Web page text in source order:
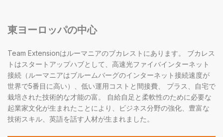
東ヨーロッパの中心
Team Extensionはルーマニアのブカレストにあります。 ブカレス
トはスタートアップハブとして、高速光ファイバインターネット
接続（ルーマニアはブルームバーグのインターネット接続速度が
世界で5番目に高い）、低い運用コストと間接費、 プラス、自宅で
栽培された技術的な才能の富。 自給自足と柔軟性のために必要な
起業家文化が生まれたことにより、ビジネス分野の強化、豊富な
技術スキル、英語を話す人材が生まれました。